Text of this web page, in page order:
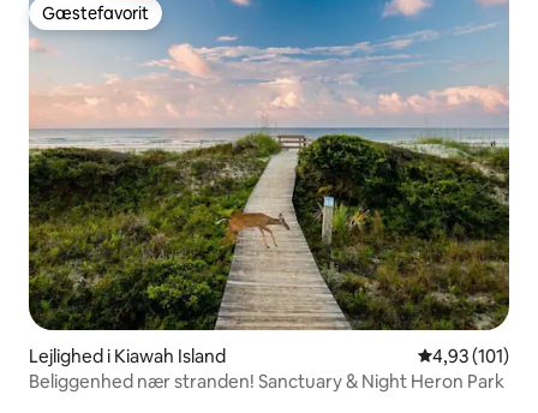
Gæstefavorit
Gæstefavorit
Lejlighed i Kiawah Island 4,93 ud af 5 i
4,93 (101)
Beliggenhed nær stranden! Sanctuary & Night Heron Park